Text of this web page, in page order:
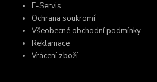
E-Servis
Ochrana soukromí
Všeobecné obchodní podmínky
Reklamace
Vrácení zboží